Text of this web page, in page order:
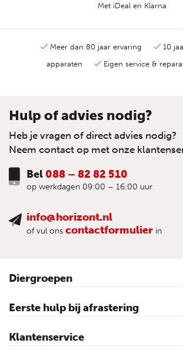
Met iDeal en Klarna
Meer dan 80 jaar ervaring
10
apparaten
Eigen service &
Hulp of advies nodig?
Heb je vragen of direct advies nodig?
Neem contact op met onze
Bel 088 – 82 82 510
op werkdagen 09:00 – 16:00 uur
info@horizont.nl
of vul ons contactformulier in
Diergroepen
Rund
Schaap
Paard
Geit
Pluimvee
Varken
Huisdieren
Reigers
Wolfafweer
Wild / Wildafweer
Eerste hulp bij afrastering
Horizont Animatie-video’s
Horizont Productvideo’s
Horizont afrastering voor dieren
Afraster advies voor rundvee
Afraster advies voor paarden
Afraster advies voor schapen
Afraster advies tegen wolven
Afraster advies schutting/voliére
Afraster advies voor honden
Afraster advies voor katten
Afraster advies voor vijvers
Afraster advies tegen duiven
Agro Aktueel
Klantenservice
Contact
Mijn account
Veilig winkelen
Algemene voorwaarden
Privacy- en cookieverklaring
Disclaimer
Sitemap